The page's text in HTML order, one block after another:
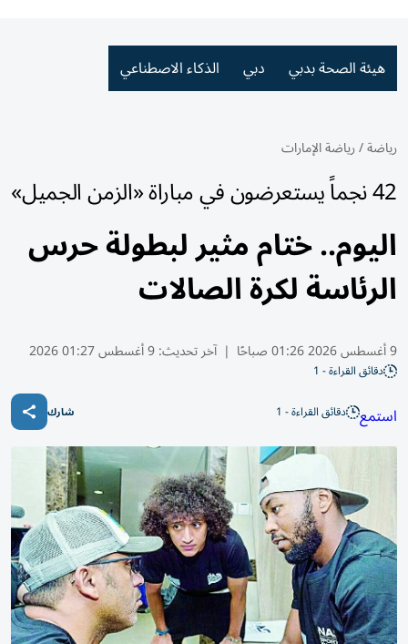
هيئة الصحة بدبي دبي الذكاء الاصطناعي
رياضة/رياضة الإمارات
42 نجماً يستعرضون في مباراة «الزمن الجميل»
اليوم.. ختام مثير لبطولة حرس
الرئاسة لكرة الصالات
9 أغسطس 2026 01:26 صباحًا | آخر تحديث:9 أغسطس 01:27 2026
دقائق القراءة - 1
استمع دقائق القراءة - 1 شارك